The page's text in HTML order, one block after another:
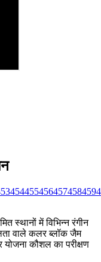
454455456457458459
स्थानों में विभिन्न रंगीन
वाले कलर ब्लॉक जैम
कौशल का परीक्षण